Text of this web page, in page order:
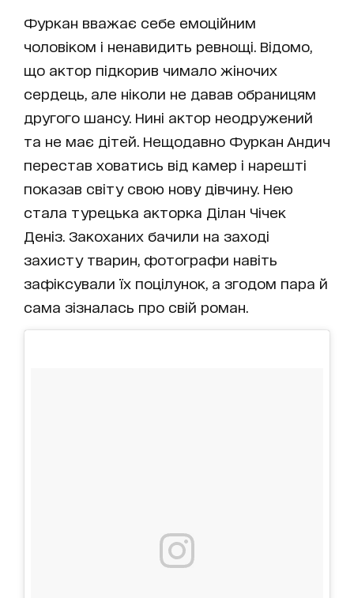
Фуркан вважає себе емоційним
чоловіком і ненавидить ревнощі. Відомо,
що актор підкорив чимало жіночих
сердець, але ніколи не давав обраницям
другого шансу. Нині актор неодружений
та не має дітей. Нещодавно Фуркан Андич
перестав ховатись від камер і нарешті
показав світу свою нову дівчину. Нею
стала турецька акторка Ділан Чічек
Деніз. Закоханих бачили на заході
захисту тварин, фотографи навіть
зафіксували їх поцілунок, а згодом пара й
сама зізналась про свій роман.